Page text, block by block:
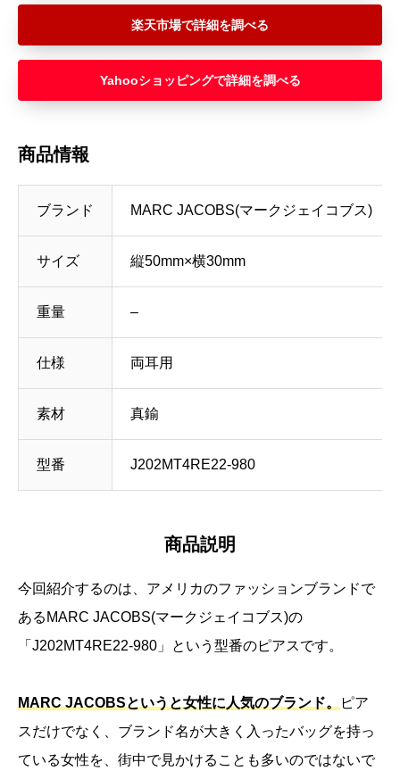
楽天市場
Yahooショッピング
商品情報
ブランド MARC JACOBS(マークジェイコブス)
サイズ 縦50mm×横30mm
重量 –
仕様 両耳用
素材 真鍮
型番 J202MT4RE22-980
商品説明
今回紹介するのは、アメリカのファッションブランドで
あるMARC JACOBS(マークジェイコブス)の
「J202MT4RE22-980」という型番のピアスです。
MARC JACOBSというと女性に人気のブランド。
ピア
スだけでなく、ブランド名が大きく入ったバッグを持っ
ている女性を、街中で見かけることも多いのではないで